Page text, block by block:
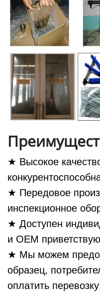
★ Высокое
★ Передовое
инспекционное
★ Доступен
и OEM
★ Мы можем
образец,
оплатить